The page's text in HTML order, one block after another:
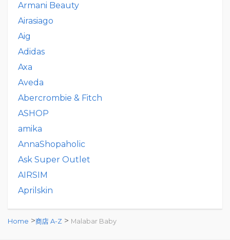
Armani Beauty
Airasiago
Aig
Adidas
Axa
Aveda
Abercrombie & Fitch
ASHOP
amika
AnnaShopaholic
Ask Super Outlet
AIRSIM
Aprilskin
Home >商店 A-Z > Malabar Baby